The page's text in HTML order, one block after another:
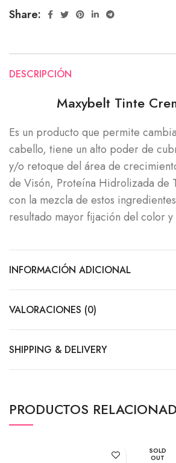
Share:
DESCRIPCIÓN
Maxybelt Tinte
Es un producto que permite
cabello, tiene un alto poder de
y/o retoque del área de
de Visón, Proteína Hidrolizada de
con la mezcla de estos
resultado mayor fijación del color
INFORMACIÓN ADICIONAL
VALORACIONES (0)
SHIPPING & DELIVERY
PRODUCTOS
SOLD
OUT